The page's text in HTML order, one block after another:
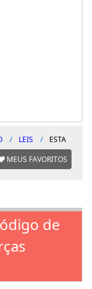
LEIS
ESTA
MEUS FAVORITOS
de